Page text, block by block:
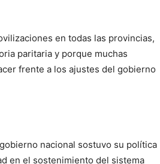
en todas las provincias,
paritaria y porque muchas
frente a los ajustes del gobierno
nacional sostuvo su política
en el sostenimiento del sistema